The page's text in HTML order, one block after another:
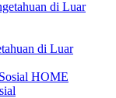
di Luar
HOME